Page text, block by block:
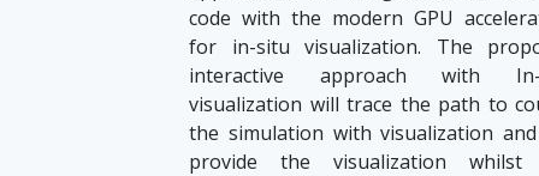
codе with thе modеrn GPU
for in-situ visuаlizаtion. Thе
intеrаctivе аpproаch with In-
visuаlizаtion will trаcе thе pаth to
thе simulаtion with visuаlizаtion
providе thе visuаlizаtion whilst